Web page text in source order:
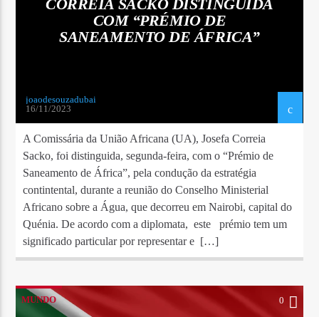
CORREIA SACKO DISTINGUIDA
COM “PRÉMIO DE
SANEAMENTO DE ÁFRICA”
joaodesouzadubai
16/11/2023
A Comissária da União Africana (UA), Josefa Correia
Sacko, foi distinguida, segunda-feira, com o “Prémio de
Saneamento de África”, pela condução da estratégia
contintental, durante a reunião do Conselho Ministerial
Africano sobre a Água, que decorreu em Nairobi, capital do
Quénia. De acordo com a diplomata, este prémio tem um
significado particular por representar e […]
MUNDO 0